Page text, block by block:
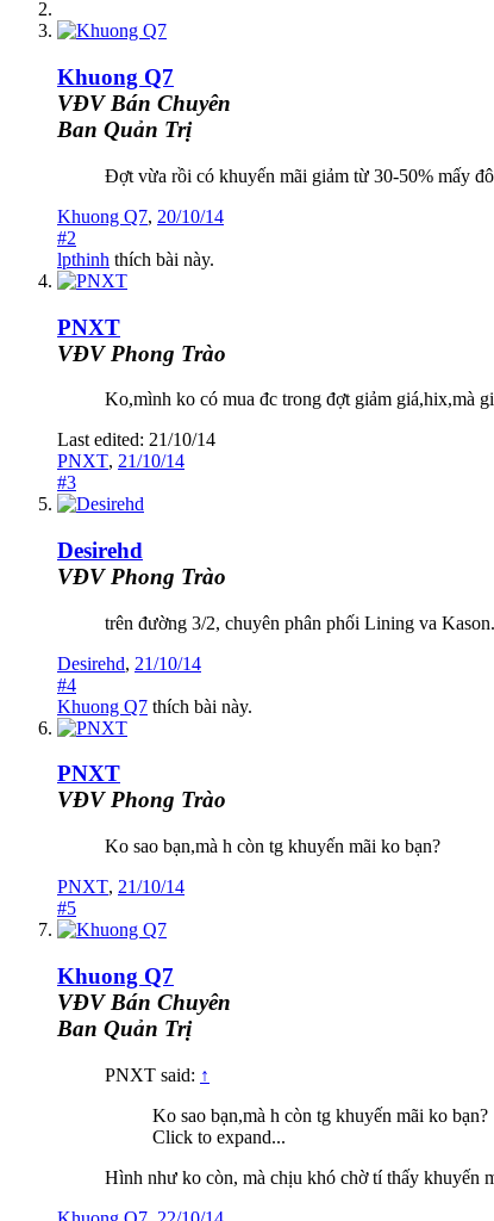
Khuong Q7
VĐV Bán Chuyên
Ban Quản Trị
Đợt vừa rồi có khuyến mãi giảm từ 30-50% mấy
Khuong Q7, 20/10/14
#2
lpthinh thích bài này.
PNXT
VĐV Phong Trào
Ko,mình ko có mua đc trong đợt giảm giá,hix,mà
Last edited: 21/10/14
PNXT, 21/10/14
#3
Desirehd
VĐV Phong Trào
trên đường 3/2, chuyên phân phối Lining va
Desirehd, 21/10/14
#4
Khuong Q7 thích bài này.
PNXT
VĐV Phong Trào
Ko sao bạn,mà h còn tg khuyến mãi ko bạn?
PNXT, 21/10/14
#5
Khuong Q7
VĐV Bán Chuyên
Ban Quản Trị
PNXT said: ↑
Ko sao bạn,mà h còn tg khuyến mãi ko bạn?
Click to expand...
Hình như ko còn, mà chịu khó chờ tí thấy khuyến